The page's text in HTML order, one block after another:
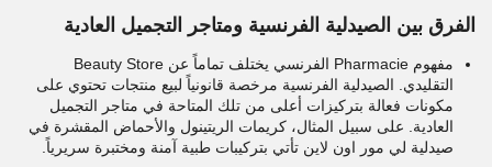
الفرق بين الصيدلية الفرنسية ومتاجر التجميل العادية
مفهوم Pharmacie الفرنسي يختلف تماماً عن Beauty Store
التقليدي. الصيدلية الفرنسية مرخصة قانونياً لبيع منتجات تحتوي على
مكونات فعالة بتركيزات أعلى من تلك المتاحة في متاجر التجميل
العادية. على سبيل المثال، كريمات الريتينول والأحماض المقشرة في
صيدلية لي مور اون لاين تأتي بتركيبات طبية آمنة ومختبرة سريرياً.